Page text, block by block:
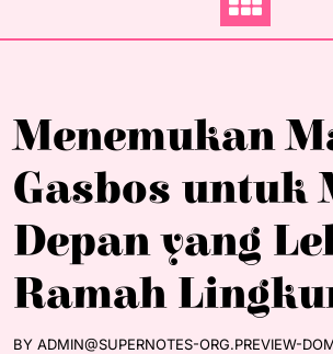
Menemukan
Gasbos untuk
Depan yang
Ramah
BY ADMIN@SUPERNOTES-ORG.PREVIEW-